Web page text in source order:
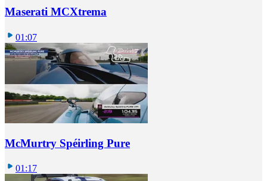
Maserati MCXtrema
01:07
McMurtry Spéirling Pure
01:17